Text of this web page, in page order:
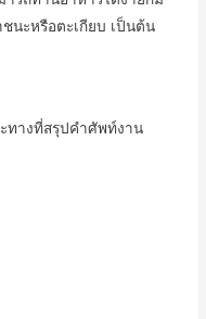
นะหรือตะเกียบ เป็นต้น
ทางที่สรุปคำศัพท์งาน